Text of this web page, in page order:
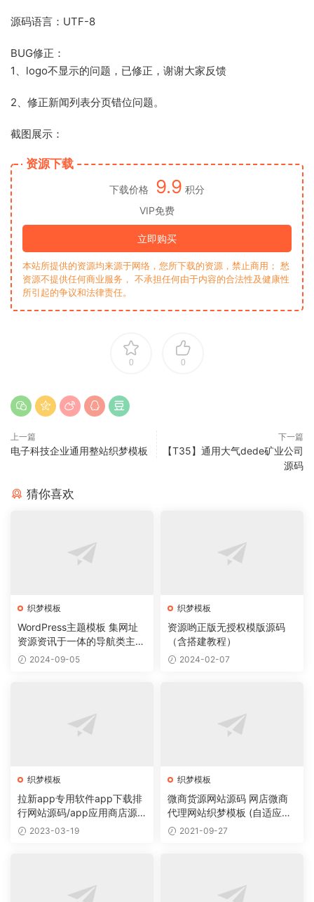
源码语言：UTF-8
BUG修正：
1、logo不显示的问题，已修正，谢谢大家反馈
2、修正新闻列表分页错位问题。
截图展示：
资源下载
下载价格 9.9 积分
VIP免费
立即购买
本站所提供的资源均来源于网络，您所下载的资源，禁止商用； 愁
资源不提供任何商业服务， 不承担任何由于内容的合法性及健康性
所引起的争议和法律责任。
0 0
上一篇
电子科技企业通用整站织梦模板
下一篇
【T35】通用大气dede矿业公司
源码
猜你喜欢
织梦模板
WordPress主题模板 集网址
资源资讯于一体的导航类主题
导航主题垂直行业模板
2024-09-05
织梦模板
资源哟正版无授权模版源码
（含搭建教程）
2024-02-07
织梦模板
拉新app专用软件app下载排
行网站源码/app应用商店源
码 2023-03-19
织梦模板
微商货源网站源码 网店微商
代理网站织梦模板 (自适应手
机版)2021-09-27